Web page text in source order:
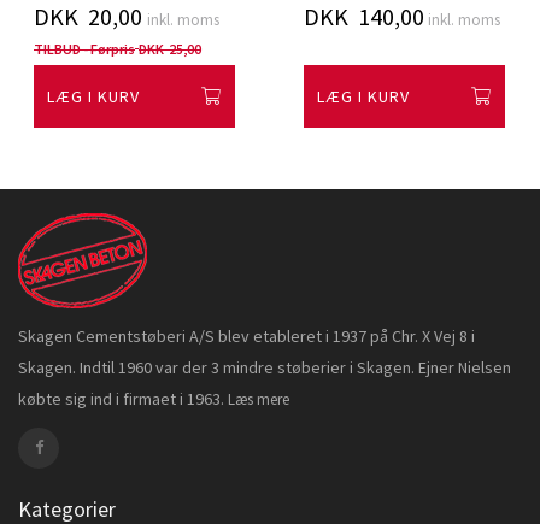
DKK 20,00 inkl. moms
TILBUD - Førpris DKK 25,00
LÆG I KURV
DKK 140,00 inkl. moms
LÆG I KURV
Skagen Cementstøberi A/S blev etableret i 1937 på Chr. X Vej 8 i
Skagen. Indtil 1960 var der 3 mindre støberier i Skagen. Ejner Nielsen
købte sig ind i firmaet i 1963. Læs mere
Kategorier